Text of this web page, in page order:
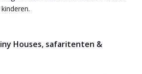
Houses, safaritenten &